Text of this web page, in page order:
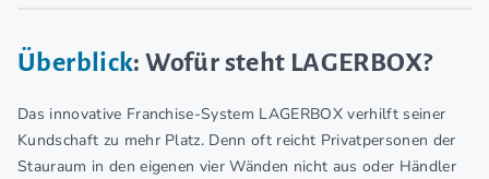
Überblick: Wofür steht LAGERBOX?
Das innovative Franchise-System LAGERBOX verhilft seiner
Kundschaft zu mehr Platz. Denn oft reicht Privatpersonen der
Stauraum in den eigenen vier Wänden nicht aus oder Händler